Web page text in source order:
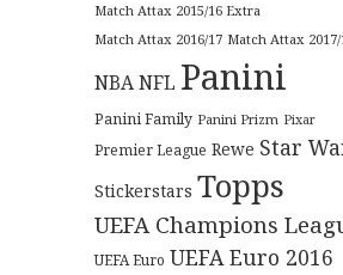
Match Attax 2015/16 Extra
Match Attax 2016/17 Match Attax 2017/
NBANFL Panini
Panini Family Panini Prizm Pixar
Premier League Rewe Star
Stickerstars Topps
UEFA Champions
UEFA Euro UEFA Euro 2016